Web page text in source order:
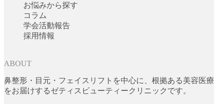
お悩みから探す
コラム
学会活動報告
採用情報
ABOUT
鼻整形・目元・フェイスリフトを中心に、根拠ある美容医療
をお届けするゼティスビューティークリニックです。